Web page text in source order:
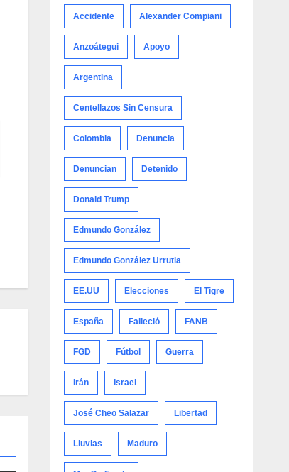
Accidente Alexander Compiani
Anzoátegui Apoyo
Argentina
Centellazos Sin Censura
Colombia Denuncia
Denuncian Detenido
Donald Trump
Edmundo González
Edmundo González Urrutia
EE.UU Elecciones El Tigre
España Falleció FANB
FGD Fútbol Guerra
Irán Israel
José Cheo Salazar Libertad
Lluvias Maduro